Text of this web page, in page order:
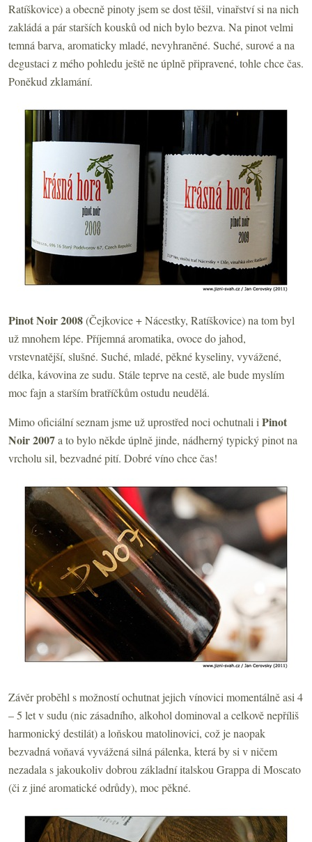
Ratíškovice) a obecně pinoty jsem se dost těšil, vinařství si na nich
zakládá a pár starších kousků od nich bylo bezva. Na pinot velmi
temná barva, aromaticky mladé, nevyhraněné. Suché, surové a na
degustaci z mého pohledu ještě ne úplně připravené, tohle chce čas.
Poněkud zklamání.
Pinot Noir 2008(Čejkovice + Nácestky, Ratíškovice) na tom byl
už mnohem lépe. Příjemná aromatika, ovoce do jahod,
vrstevnatější, slušné. Suché, mladé, pěkné kyseliny, vyvážené,
délka, kávovina ze sudu. Stále teprve na cestě, ale bude myslím
moc fajn a starším bratříčkům ostudu neudělá.
Mimo oficiální seznam jsme už uprostřed noci ochutnali i Pinot
Noir 2007a to bylo někde úplně jinde, nádherný typický pinot na
vrcholu sil, bezvadné pití. Dobré víno chce čas!
Závěr proběhl s možností ochutnat jejich vínovici momentálně asi 4
– 5 let v sudu (nic zásadního, alkohol dominoval a celkově nepříliš
harmonický destilát) a loňskou matolinovici, což je naopak
bezvadná voňavá vyvážená silná pálenka, která by si v ničem
nezadala s jakoukoliv dobrou základní italskou Grappa di Moscato
(či z jiné aromatické odrůdy), moc pěkné.